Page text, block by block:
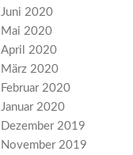
Juni 2020
Mai 2020
April 2020
März 2020
Februar 2020
Januar 2020
Dezember 2019
November 2019